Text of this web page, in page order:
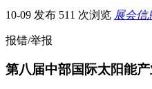
10-09 发布 511 次浏览 展会信
报错/举报
第八届中部国际太阳能